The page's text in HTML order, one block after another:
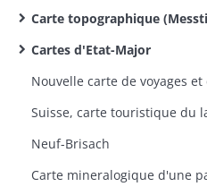
Carte topographique
Cartes d'Etat-Major
Nouvelle carte de voyages
Suisse, carte touristique du
Neuf-Brisach